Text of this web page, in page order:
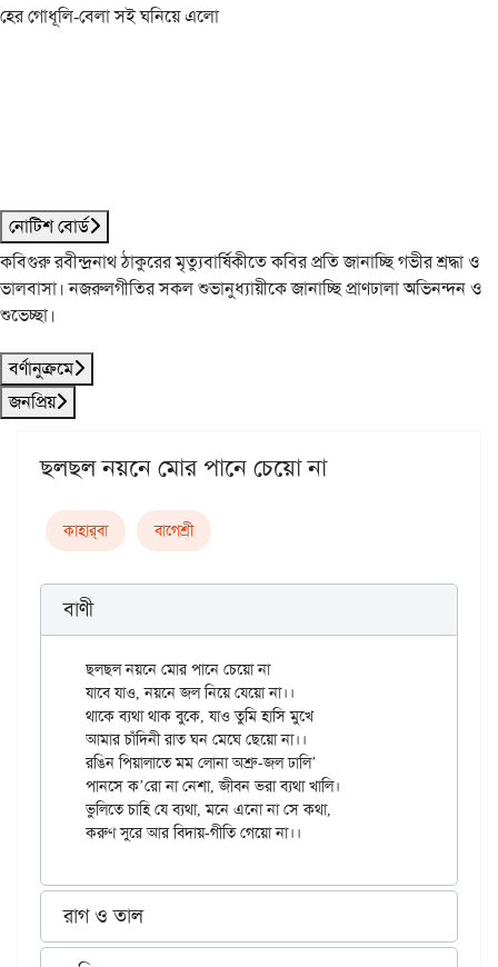
হের গোধূলি-বেলা সই ঘনিয়ে এলো
নোটিশ বোর্ড
কবিগুরু রবীন্দ্রনাথ ঠাকুরের মৃত্যুবার্ষিকীতে কবির প্রতি জানাচ্ছি গভীর শ্রদ্ধা ও
ভালবাসা। নজরুলগীতির সকল শুভানুধ্যায়ীকে জানাচ্ছি প্রাণঢালা অভিনন্দন ও
শুভেচ্ছা।
বর্ণানুক্রমে
জনপ্রিয়
ছলছল নয়নে মোর পানে চেয়ো না
কাহার্‌বা বাগেশ্রী
বাণী
ছলছল নয়নে মোর পানে চেয়ো না
যাবে যাও, নয়নে জল নিয়ে যেয়ো না।।
থাকে ব্যথা থাক বুকে, যাও তুমি হাসি মুখে
আমার চাঁদিনী রাত ঘন মেঘে ছেয়ো না।।
রঙিন পিয়ালাতে মম লোনা অশ্রু-জল ঢালি’
পানসে ক’রো না নেশা, জীবন ভরা ব্যথা খালি।
ভুলিতে চাহি যে ব্যথা, মনে এনো না সে কথা,
রাগ ও তাল